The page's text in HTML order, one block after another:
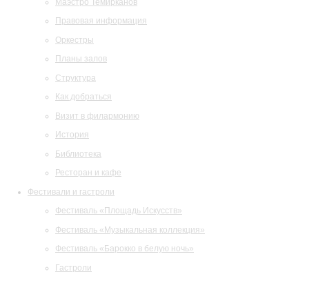
Правовая информация
Оркестры
Планы залов
Структура
Как добраться
Визит в филармонию
История
Библиотека
Ресторан и кафе
Фестивали и гастроли
Фестиваль «Площадь Искусств»
Фестиваль «Музыкальная коллекция»
Фестиваль «Барокко в белую ночь»
Гастроли